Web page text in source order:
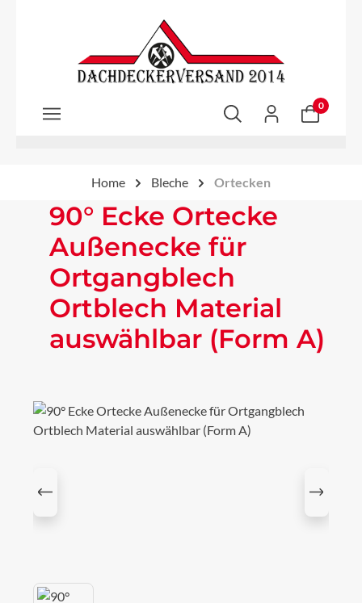
Zum Hauptinhalt springen
0
Home Bleche Ortecken
90° Ecke Ortecke
Außenecke für
Ortgangblech
Ortblech Material
auswählbar (Form A)
Bildergalerie überspringen